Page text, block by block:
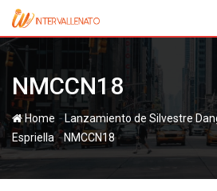
Skip
content
NMCCN18
Home - Lanzamiento de Silvestre
Espriella-NMCCN18